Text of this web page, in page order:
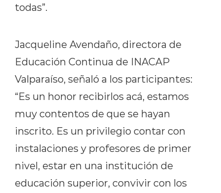
todas”.
Jacqueline Avendaño, directora de
Educación Continua de INACAP
Valparaíso, señaló a los participantes:
“Es un honor recibirlos acá, estamos
muy contentos de que se hayan
inscrito. Es un privilegio contar con
instalaciones y profesores de primer
nivel, estar en una institución de
educación superior, convivir con los